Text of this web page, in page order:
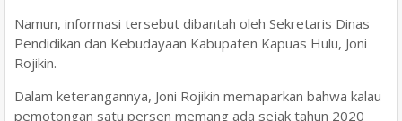
Namun, informasi tersebut dibantah oleh Sekretaris Dinas
Pendidikan dan Kebudayaan Kabupaten Kapuas Hulu, Joni
Rojikin.
Dalam keterangannya, Joni Rojikin memaparkan bahwa kalau
pemotongan satu persen memang ada sejak tahun 2020